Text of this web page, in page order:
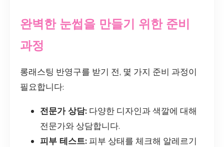
완벽한 눈썹을 만들기 위한 준비
과정
롱래스팅 반영구를 받기 전, 몇 가지 준비 과정이
필요합니다:
전문가 상담: 다양한 디자인과 색깔에 대해
전문가와 상담합니다.
피부 테스트: 피부 상태를 체크해 알레르기